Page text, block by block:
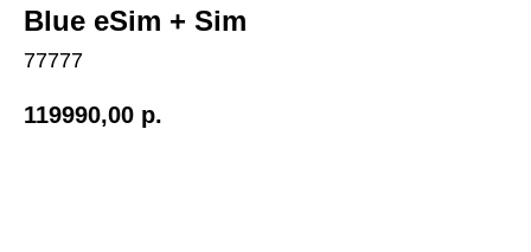
Blue eSim + Sim
77777
119990,00 р.